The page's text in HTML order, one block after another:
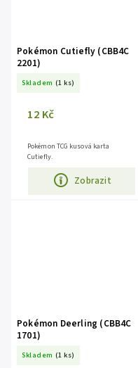
Pokémon Cutiefly (CBB4C
2201)
Skladem (1 ks)
12 Kč
Zobrazit
Pokémon TCG kusová karta
Cutiefly.
Pokémon Deerling (CBB4C
1701)
Skladem (1 ks)